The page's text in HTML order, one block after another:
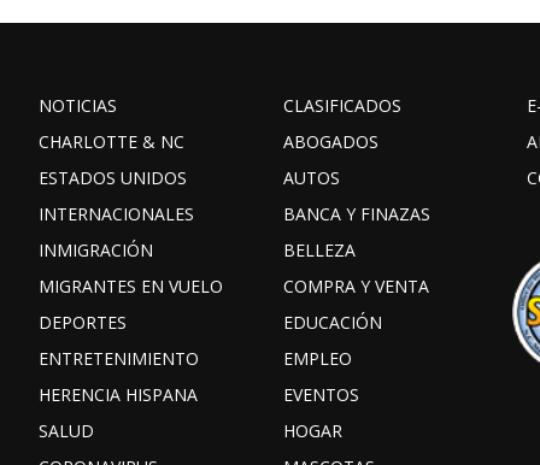
NOTICIAS
CHARLOTTE & NC
ESTADOS UNIDOS
INTERNACIONALES
INMIGRACIÓN
MIGRANTES EN VUELO
DEPORTES
ENTRETENIMIENTO
HERENCIA HISPANA
SALUD
CLASIFICADOS
ABOGADOS
AUTOS
BANCA Y FINAZAS
BELLEZA
COMPRA Y VENTA
EDUCACIÓN
EMPLEO
EVENTOS
HOGAR